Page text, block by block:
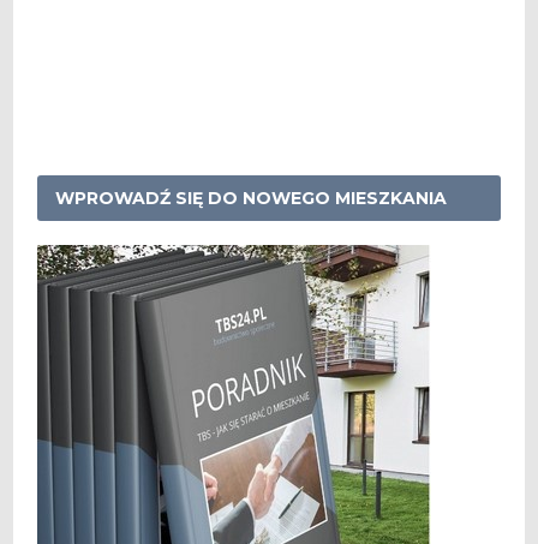
WPROWADŹ SIĘ DO NOWEGO MIESZKANIA